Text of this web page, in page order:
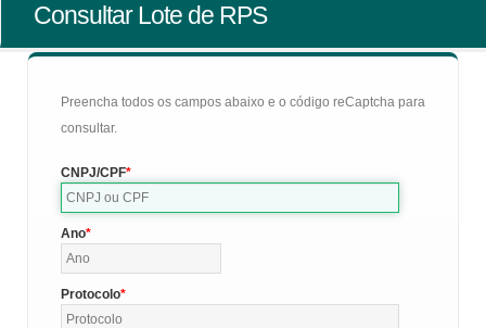
Consultar Lote de RPS
Preencha todos os campos abaixo e o código reCaptcha para
consultar.
CNPJ/CPF
Ano
Protocolo